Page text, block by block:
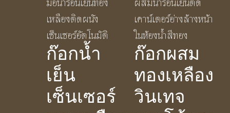
ก๊อกน้ำ
เย็น
เซ็นเซอร์
ก๊อกผสม
ทองเหลือง
วินเทจ